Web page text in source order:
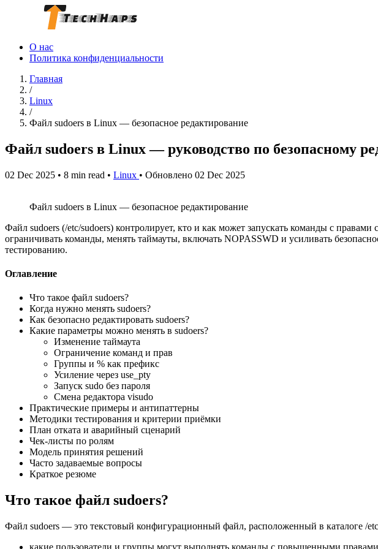
О нас
Политика конфиденциальности
Главная
/
Linux
/
Файл sudoers в Linux — безопасное редактирование
Файл sudoers в Linux — руководство по безопасному
02 Dec 2025 • 8 min read • Linux • Обновлено 02 Dec 2025
Файл sudoers в Linux — безопасное редактирование
Файл sudoers (/etc/sudoers) контролирует, кто и как может запускать команды с
ограничивать команды, менять таймауты, включать NOPASSWD и усиливать
тестированию.
Оглавление
Что такое файл sudoers?
Когда нужно менять sudoers?
Как безопасно редактировать sudoers?
Какие параметры можно менять в sudoers?
Изменение таймаута
Ограничение команд и прав
Группы и % как префикс
Усиление через use_pty
Запуск sudo без пароля
Смена редактора visudo
Практические примеры и антипаттерны
Методики тестирования и критерии приёмки
План отката и аварийный сценарий
Чек-листы по ролям
Модель принятия решений
Часто задаваемые вопросы
Краткое резюме
Что такое файл sudoers?
Файл sudoers — это текстовый конфигурационный файл, расположенный в каталоге /